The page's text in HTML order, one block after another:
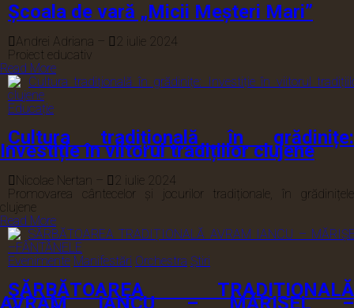
Școala de vară „Micii Meșteri Mari”
Andrei Adriana
2 iulie 2024
Proiect educativ
Read More
Educație
Cultura tradițională în grădinițe:
Investiție în viitorul tradițiilor clujene
Nicolae Nertan
2 iulie 2024
Promovarea cântecelor și jocurilor tradiționale, în grădinițele
clujene
Read More
Evenimente Manifestări Orchestra Știri
SĂRBĂTOAREA TRADIȚIONALĂ
AVRAM IANCU – MĂRIȘEL –